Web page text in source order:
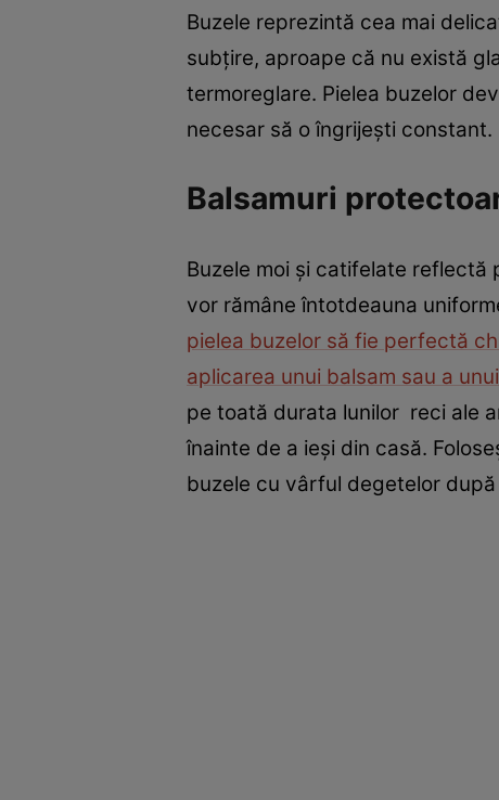
Buzele reprezintă cea mai
subţire, aproape că nu există
termoreglare. Pielea buzelor
necesar să o îngrijeşti constant.
Balsamuri
Buzele moi şi catifelate reflectă
vor rămâne întotdeauna
pielea buzelor să fie perfectă
aplicarea unui balsam sau a
pe toată durata lunilor reci ale
înainte de a ieşi din casă.
buzele cu vârful degetelor